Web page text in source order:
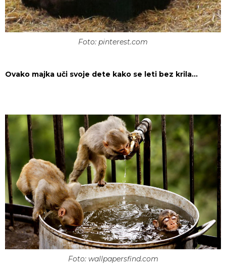
Foto: pinterest.com
Ovako majka uči svoje dete kako se leti bez krila…
Foto: wallpapersfind.com